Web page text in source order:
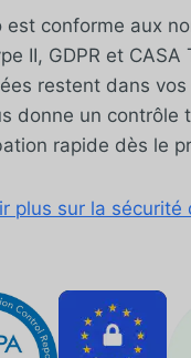
est conforme aux
II, GDPR et CASA
restent dans
donne un contrôle
rapide dès le
plus sur la sécurité